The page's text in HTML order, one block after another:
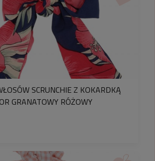
SCRUNCHIE Z KOKARDKĄ
GRANATOWY RÓŻOWY